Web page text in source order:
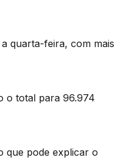
quarta-feira, com mais
o total para 96.974
que pode explicar o